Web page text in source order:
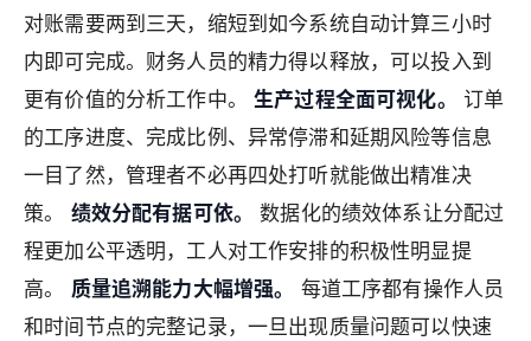
对账需要两到三天，缩短到如今系统自动计算三小时
内即可完成。财务人员的精力得以释放，可以投入到
更有价值的分析工作中。生产过程全面可视化。
订单
的工序进度、完成比例、异常停滞和延期风险等信息
一目了然，管理者不必再四处打听就能做出精准决
策。 绩效分配有据可依。
数据化的绩效体系让分配过
程更加公平透明，工人对工作安排的积极性明显提
高。 质量追溯能力大幅增强。
每道工序都有操作人员
和时间节点的完整记录，一旦出现质量问题可以快速